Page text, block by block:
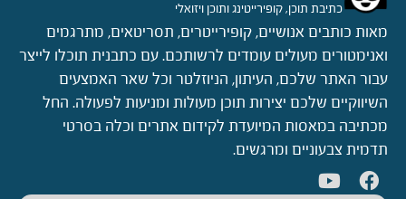
כתיבת תוכן, קופירייטינג ותוכן ויזואלי
מאות כותבים אנושיים, קופירייטרים, תסריטאים, מתרגמים
ואנימטורים מעולים עומדים לרשותכם. עם כתבנית תוכלו לייצר
עבור האתר שלכם, העיתון, הניוזלטר וכל שאר האמצעים
השיווקיים שלכם יצירות תוכן מעולות ומניעות לפעולה. החל
מכתיבה במאסות המיועדת לקידום אתרים וכלה בסרטי
תדמית צבעוניים ומרגשים.